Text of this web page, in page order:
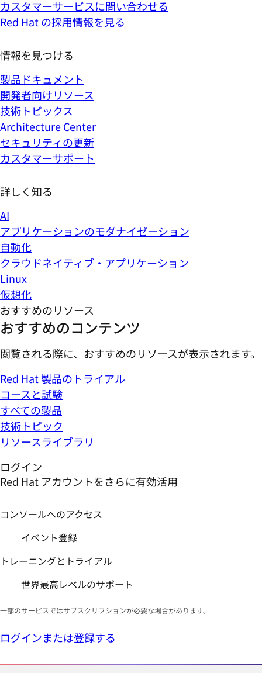
カスタマーサービスに問い合わせる
Red Hat の採用情報を見る
情報を見つける
製品ドキュメント
開発者向けリソース
技術トピックス
Architecture Center
セキュリティの更新
カスタマーサポート
詳しく知る
AI
アプリケーションのモダナイゼーション
自動化
クラウドネイティブ・アプリケーション
Linux
仮想化
おすすめのリソース
おすすめのコンテンツ
閲覧される際に、おすすめのリソースが表示されます。
Red Hat 製品のトライアル
コースと試験
すべての製品
技術トピック
リソースライブラリ
ログイン
Red Hat アカウントをさらに有効活用
コンソールへのアクセス
イベント登録
トレーニングとトライアル
世界最高レベルのサポート
一部のサービスではサブスクリプションが必要な場合があります。
ログインまたは登録する